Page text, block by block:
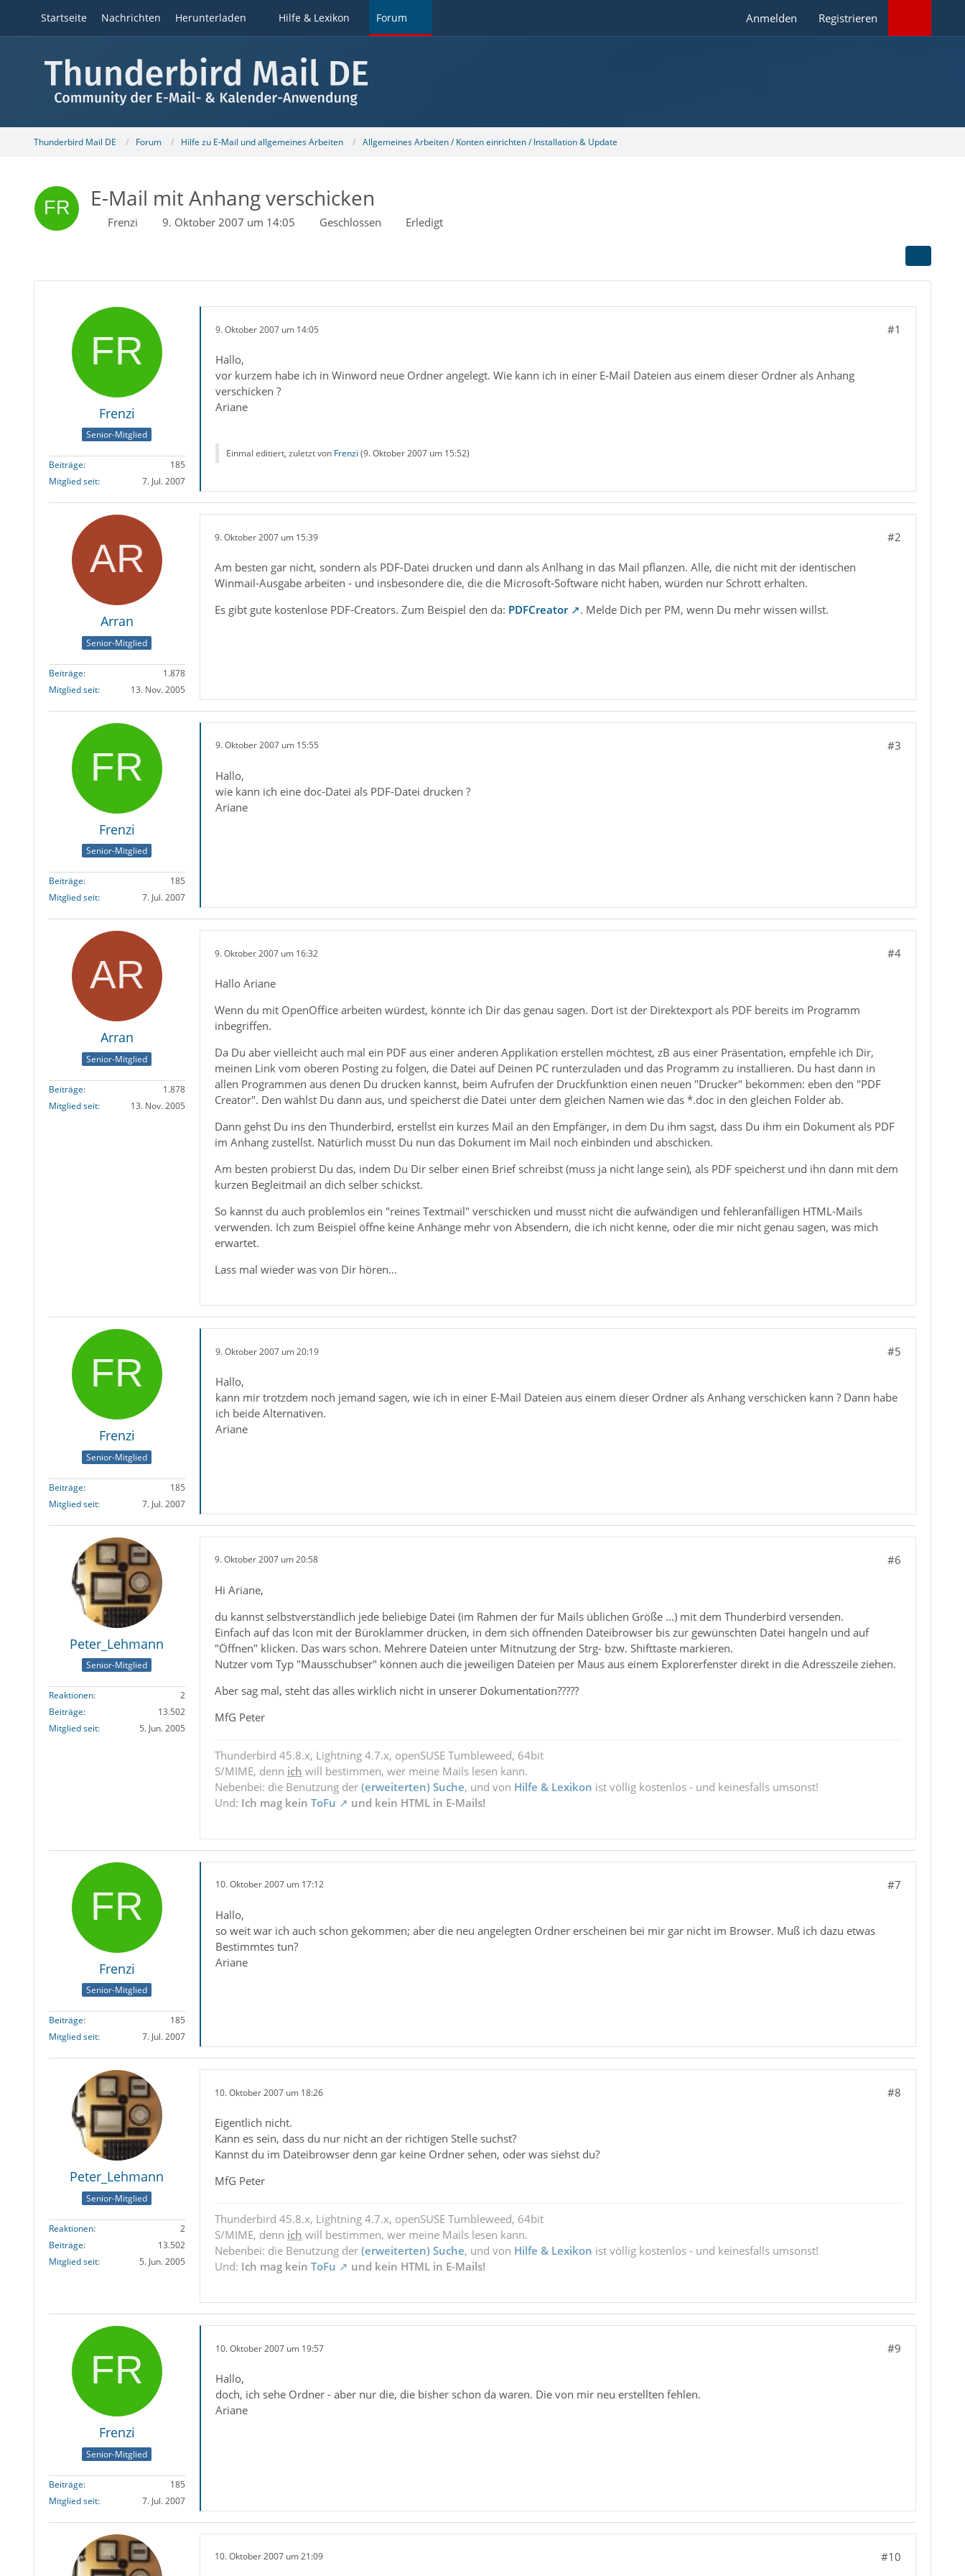
Startseite Nachrichten Herunterladen Hilfe & Lexikon Forum Anmelden Registrieren
Thunderbird Mail DE Forum Hilfe zu E-Mail und allgemeines Arbeiten Allgemeines Arbeiten / Konten einrichten / Installation & Update
E-Mail mit Anhang verschicken
Frenzi 9. Oktober 2007 um 14:05 Geschlossen Erledigt
Frenzi
Senior-Mitglied
Beiträge
185
Mitglied seit
7. Jul. 2007
9. Oktober 2007 um 14:05 #1
Hallo,
vor kurzem habe ich in Winword neue Ordner angelegt. Wie kann ich in einer E-Mail Dateien aus einem dieser Ordner als Anhang
verschicken ?
Ariane
Einmal editiert, zuletzt von Frenzi (9. Oktober 2007 um 15:52)
Arran
Senior-Mitglied
Beiträge
1.878
Mitglied seit
13. Nov. 2005
9. Oktober 2007 um 15:39 #2
Am besten gar nicht, sondern als PDF-Datei drucken und dann als Anlhang in das Mail pflanzen. Alle, die nicht mit der identischen
Winmail-Ausgabe arbeiten - und insbesondere die, die die Microsoft-Software nicht haben, würden nur Schrott erhalten.
Es gibt gute kostenlose PDF-Creators. Zum Beispiel den da: PDFCreator . Melde Dich per PM, wenn Du mehr wissen willst.
Frenzi
Senior-Mitglied
Beiträge
185
Mitglied seit
7. Jul. 2007
9. Oktober 2007 um 15:55 #3
Hallo,
wie kann ich eine doc-Datei als PDF-Datei drucken ?
Ariane
Arran
Senior-Mitglied
Beiträge
1.878
Mitglied seit
13. Nov. 2005
9. Oktober 2007 um 16:32 #4
Hallo Ariane
Wenn du mit OpenOffice arbeiten würdest, könnte ich Dir das genau sagen. Dort ist der Direktexport als PDF bereits im Programm
inbegriffen.
Da Du aber vielleicht auch mal ein PDF aus einer anderen Applikation erstellen möchtest, zB aus einer Präsentation, empfehle ich Dir,
meinen Link vom oberen Posting zu folgen, die Datei auf Deinen PC runterzuladen und das Programm zu installieren. Du hast dann in
allen Programmen aus denen Du drucken kannst, beim Aufrufen der Druckfunktion einen neuen "Drucker" bekommen: eben den "PDF
Creator". Den wählst Du dann aus, und speicherst die Datei unter dem gleichen Namen wie das *.doc in den gleichen Folder ab.
Dann gehst Du ins den Thunderbird, erstellst ein kurzes Mail an den Empfänger, in dem Du ihm sagst, dass Du ihm ein Dokument als PDF
im Anhang zustellst. Natürlich musst Du nun das Dokument im Mail noch einbinden und abschicken.
Am besten probierst Du das, indem Du Dir selber einen Brief schreibst (muss ja nicht lange sein), als PDF speicherst und ihn dann mit dem
kurzen Begleitmail an dich selber schickst.
So kannst du auch problemlos ein "reines Textmail" verschicken und musst nicht die aufwändigen und fehleranfälligen HTML-Mails
verwenden. Ich zum Beispiel öffne keine Anhänge mehr von Absendern, die ich nicht kenne, oder die mir nicht genau sagen, was mich
erwartet.
Lass mal wieder was von Dir hören...
Frenzi
Senior-Mitglied
Beiträge
185
Mitglied seit
7. Jul. 2007
9. Oktober 2007 um 20:19 #5
Hallo,
kann mir trotzdem noch jemand sagen, wie ich in einer E-Mail Dateien aus einem dieser Ordner als Anhang verschicken kann ? Dann habe
ich beide Alternativen.
Ariane
Peter_Lehmann
Senior-Mitglied
Reaktionen
2
Beiträge
13.502
Mitglied seit
5. Jun. 2005
9. Oktober 2007 um 20:58 #6
Hi Ariane,
du kannst selbstverständlich jede beliebige Datei (im Rahmen der für Mails üblichen Größe ...) mit dem Thunderbird versenden.
Einfach auf das Icon mit der Büroklammer drücken, in dem sich öffnenden Dateibrowser bis zur gewünschten Datei hangeln und auf
"Öffnen" klicken. Das wars schon. Mehrere Dateien unter Mitnutzung der Strg- bzw. Shifttaste markieren.
Nutzer vom Typ "Mausschubser" können auch die jeweiligen Dateien per Maus aus einem Explorerfenster direkt in die Adresszeile ziehen.
Aber sag mal, steht das alles wirklich nicht in unserer Dokumentation?????
MfG Peter
Thunderbird 45.8.x, Lightning 4.7.x, openSUSE Tumbleweed, 64bit
S/MIME, denn ich will bestimmen, wer meine Mails lesen kann.
Nebenbei: die Benutzung der (erweiterten) Suche, und von Hilfe & Lexikon ist völlig kostenlos - und keinesfalls umsonst!
Und: Ich mag kein ToFu und kein HTML in E-Mails!
Frenzi
Senior-Mitglied
Beiträge
185
Mitglied seit
7. Jul. 2007
10. Oktober 2007 um 17:12 #7
Hallo,
so weit war ich auch schon gekommen; aber die neu angelegten Ordner erscheinen bei mir gar nicht im Browser. Muß ich dazu etwas
Bestimmtes tun?
Ariane
Peter_Lehmann
Senior-Mitglied
Reaktionen
2
Beiträge
13.502
Mitglied seit
5. Jun. 2005
10. Oktober 2007 um 18:26 #8
Eigentlich nicht.
Kann es sein, dass du nur nicht an der richtigen Stelle suchst?
Kannst du im Dateibrowser denn gar keine Ordner sehen, oder was siehst du?
MfG Peter
Thunderbird 45.8.x, Lightning 4.7.x, openSUSE Tumbleweed, 64bit
S/MIME, denn ich will bestimmen, wer meine Mails lesen kann.
Nebenbei: die Benutzung der (erweiterten) Suche, und von Hilfe & Lexikon ist völlig kostenlos - und keinesfalls umsonst!
Und: Ich mag kein ToFu und kein HTML in E-Mails!
Frenzi
Senior-Mitglied
Beiträge
185
Mitglied seit
7. Jul. 2007
10. Oktober 2007 um 19:57 #9
Hallo,
doch, ich sehe Ordner - aber nur die, die bisher schon da waren. Die von mir neu erstellten fehlen.
Ariane
10. Oktober 2007 um 21:09 #10